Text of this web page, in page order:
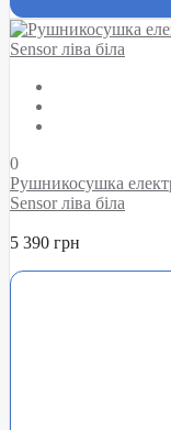
0
Рушникосушка
Sensor ліва біла
5 390 грн